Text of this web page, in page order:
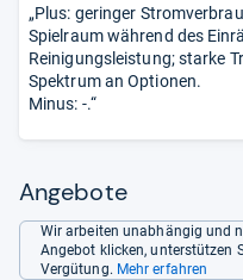
„Plus: geringer
Spielraum während des
Reinigungsleistung; starke
Spektrum an Optionen.
Minus: -.“
Angebote
Wir arbeiten unabhängig und
Angebot klicken, unterstützen
Vergütung. Mehr erfahren